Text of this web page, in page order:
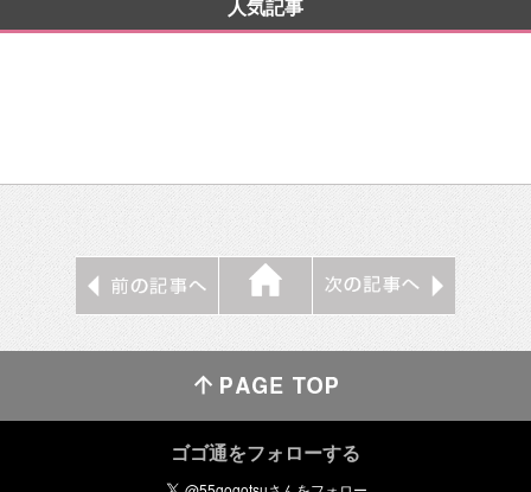
人気記事
ゴゴ通をフォローする